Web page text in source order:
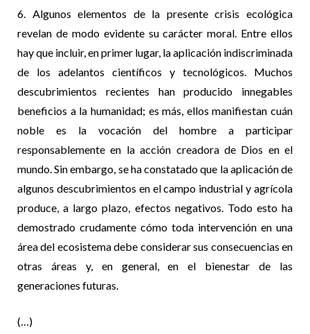
6. Algunos elementos de la presente crisis ecológica
revelan de modo evidente su carácter moral. Entre ellos
hay que incluir, en primer lugar, la aplicación indiscriminada
de los adelantos científicos y tecnológicos. Muchos
descubrimientos recientes han producido innegables
beneficios a la humanidad; es más, ellos manifiestan cuán
noble es la vocación del hombre a participar
responsablemente en la acción creadora de Dios en el
mundo. Sin embargo, se ha constatado que la aplicación de
algunos descubrimientos en el campo industrial y agrícola
produce, a largo plazo, efectos negativos. Todo esto ha
demostrado crudamente cómo toda intervención en una
área del ecosistema debe considerar sus consecuencias en
otras áreas y, en general, en el bienestar de las
generaciones futuras.
(…)